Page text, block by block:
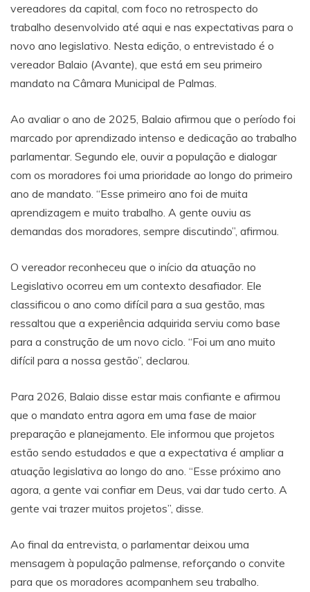
vereadores da capital, com foco no retrospecto do
trabalho desenvolvido até aqui e nas expectativas para o
novo ano legislativo. Nesta edição, o entrevistado é o
vereador Balaio (Avante), que está em seu primeiro
mandato na Câmara Municipal de Palmas.
Ao avaliar o ano de 2025, Balaio afirmou que o período foi
marcado por aprendizado intenso e dedicação ao trabalho
parlamentar. Segundo ele, ouvir a população e dialogar
com os moradores foi uma prioridade ao longo do primeiro
ano de mandato. “Esse primeiro ano foi de muita
aprendizagem e muito trabalho. A gente ouviu as
demandas dos moradores, sempre discutindo”, afirmou.
O vereador reconheceu que o início da atuação no
Legislativo ocorreu em um contexto desafiador. Ele
classificou o ano como difícil para a sua gestão, mas
ressaltou que a experiência adquirida serviu como base
para a construção de um novo ciclo. “Foi um ano muito
difícil para a nossa gestão”, declarou.
Para 2026, Balaio disse estar mais confiante e afirmou
que o mandato entra agora em uma fase de maior
preparação e planejamento. Ele informou que projetos
estão sendo estudados e que a expectativa é ampliar a
atuação legislativa ao longo do ano. “Esse próximo ano
agora, a gente vai confiar em Deus, vai dar tudo certo. A
gente vai trazer muitos projetos”, disse.
Ao final da entrevista, o parlamentar deixou uma
mensagem à população palmense, reforçando o convite
para que os moradores acompanhem seu trabalho.